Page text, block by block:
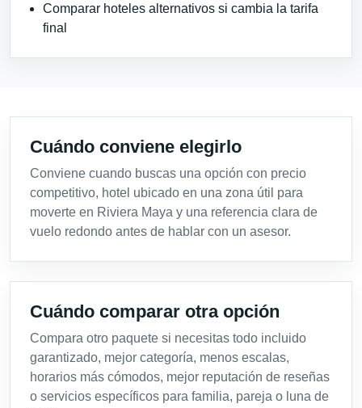
Comparar hoteles alternativos si cambia la tarifa
final
Cuándo conviene elegirlo
Conviene cuando buscas una opción con precio
competitivo, hotel ubicado en una zona útil para
moverte en Riviera Maya y una referencia clara de
vuelo redondo antes de hablar con un asesor.
Cuándo comparar otra opción
Compara otro paquete si necesitas todo incluido
garantizado, mejor categoría, menos escalas,
horarios más cómodos, mejor reputación de reseñas
o servicios específicos para familia, pareja o luna de